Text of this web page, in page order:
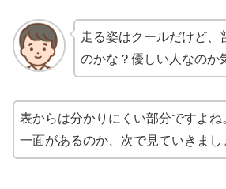
走る姿はクールだけど、
のかな？優しい人なのか
表からは分かりにくい部分ですよね
一面があるのか、次で見ていきまし